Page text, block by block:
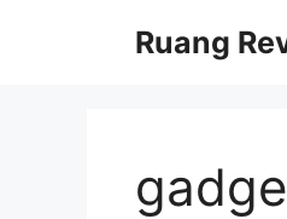
Ruang